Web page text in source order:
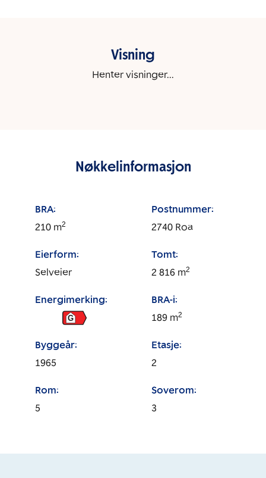
Visning
Henter visninger...
Nøkkelinformasjon
BRA:
210 m2
Postnummer:
2740 Roa
Eierform:
Selveier
Tomt:
2 816 m2
Energimerking:
G
BRA-i:
189 m2
Byggeår:
1965
Etasje:
2
Rom:
5
Soverom:
3